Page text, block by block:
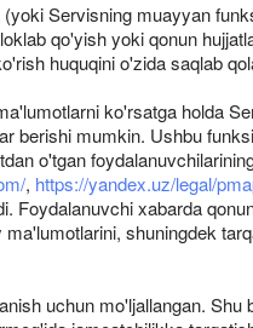
Servisning muayyan
qo'yish yoki qonun
huquqini o'zida saqlab
ko'rsatga holda
berishi mumkin. Ushbu
o'tgan
, https://yandex.uz/legal/
xabarda
shuningdek
uchun mo'ljallangan.